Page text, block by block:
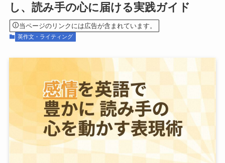
し、読み手の心に届ける実践ガイド
当ページのリンクには広告が含まれています。
英作文・ライティング